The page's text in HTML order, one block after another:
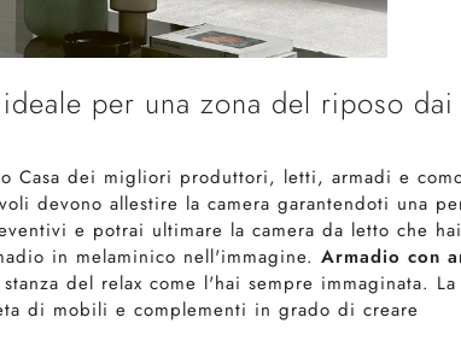
per una zona del riposo dai
Casa dei migliori produttori, letti, armadi e
devono allestire la camera garantendoti una
e potrai ultimare la camera da letto che hai
in melaminico nell'immagine. Armadio con
del relax come l'hai sempre immaginata. La
di mobili e complementi in grado di creare